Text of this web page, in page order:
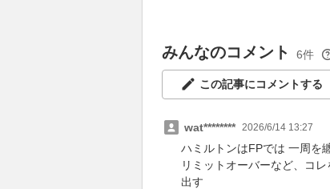
みんなのコメント 6件
この記事にコメントする
wat******** 2026/6/14 13:27
ハミルトンはFPでは 一周を
リミットオーバーなど、コ
出す